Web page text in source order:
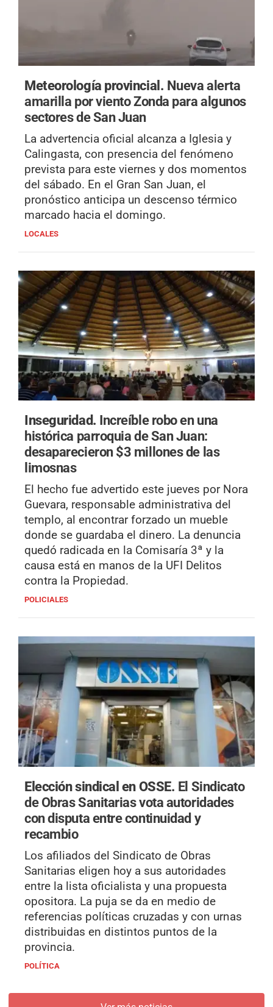
Meteorología provincial. Nueva alerta
amarilla por viento Zonda para algunos
sectores de San Juan
La advertencia oficial alcanza a Iglesia y
Calingasta, con presencia del fenómeno
prevista para este viernes y dos momentos
del sábado. En el Gran San Juan, el
pronóstico anticipa un descenso térmico
marcado hacia el domingo.
LOCALES
Inseguridad. Increíble robo en una
histórica parroquia de San Juan:
desaparecieron $3 millones de las
limosnas
El hecho fue advertido este jueves por Nora
Guevara, responsable administrativa del
templo, al encontrar forzado un mueble
donde se guardaba el dinero. La denuncia
quedó radicada en la Comisaría 3ª y la
causa está en manos de la UFI Delitos
contra la Propiedad.
POLICIALES
Elección sindical en OSSE. El Sindicato
de Obras Sanitarias vota autoridades
con disputa entre continuidad y
recambio
Los afiliados del Sindicato de Obras
Sanitarias eligen hoy a sus autoridades
entre la lista oficialista y una propuesta
opositora. La puja se da en medio de
referencias políticas cruzadas y con urnas
distribuidas en distintos puntos de la
provincia.
POLÍTICA